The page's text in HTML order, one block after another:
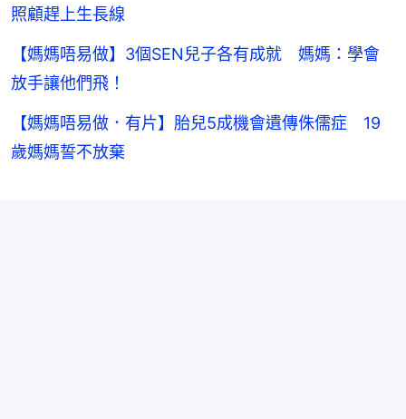
照顧趕上生長線
【媽媽唔易做】3個SEN兒子各有成就 媽媽：學會
放手讓他們飛！
【媽媽唔易做．有片】胎兒5成機會遺傳侏儒症 19
歲媽媽誓不放棄